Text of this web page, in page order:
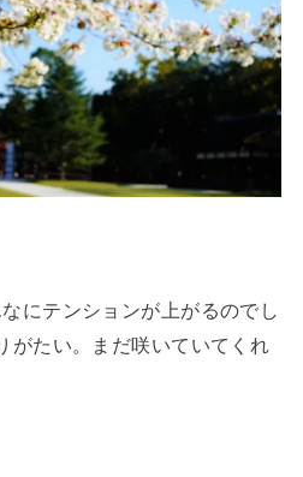
にテンションが上がるのでし
たい。まだ咲いていてくれ